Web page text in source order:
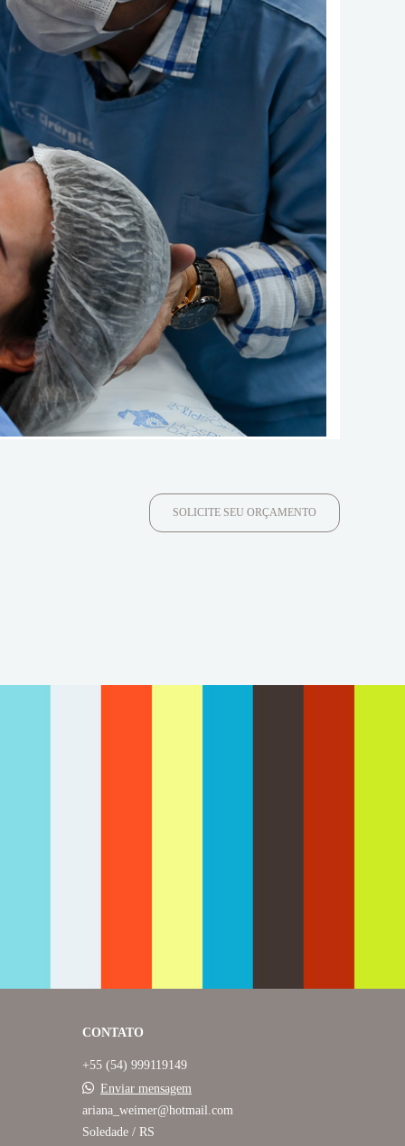
SOLICITE SEU ORÇAMENTO
CONTATO
+55 (54) 999119149
Enviar mensagem
ariana_weimer@hotmail.com
Soledade / RS